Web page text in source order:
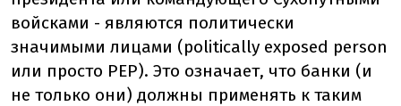
войсками - являются политически
значимыми лицами (politically exposed person
или просто PEP). Это означает, что банки (и
не только они) должны применять к таким